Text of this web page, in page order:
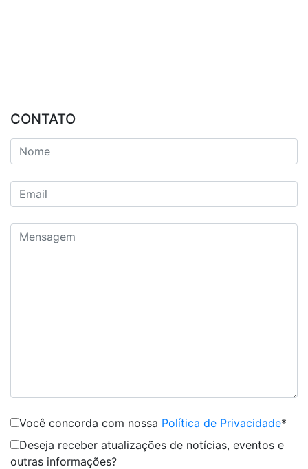
CONTATO
Você concorda com nossa Política de Privacidade*
Deseja receber atualizações de notícias, eventos e
outras informações?